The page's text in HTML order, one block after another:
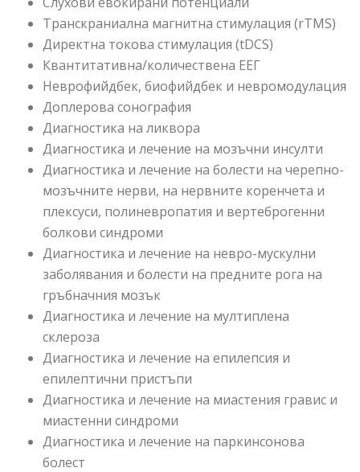
Транскраниална магнитна стимулация (rTMS)
Директна токова стимулация (tDCS)
Квантитативна/количествена ЕЕГ
Неврофийдбек, биофийдбек и невромодулация
Доплерова сонография
Диагностика на ликвора
Диагностика и лечение на мозъчни инсулти
Диагностика и лечение на болести на черепно-
мозъчните нерви, на нервните коренчета и
плексуси, полиневропатия и вертеброгенни
болкови синдроми
Диагностика и лечение на невро-мускулни
заболявания и болести на предните рога на
гръбначния мозък
Диагностика и лечение на мултиплена
склероза
Диагностика и лечение на епилепсия и
епилептични пристъпи
Диагностика и лечение на миастения гравис и
миастенни синдроми
Диагностика и лечение на паркинсонова
болест